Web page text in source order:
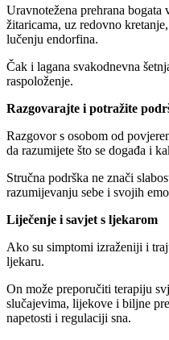
Uravnotežena prehrana
žitaricama, uz redovno
lučenju endorfina.
Čak i lagana svakodnevna
raspoloženje.
Razgovarajte i potražite
Razgovor s osobom od
da razumijete što se događa i
Stručna podrška ne znači
razumijevanju sebe i svojih
Liječenje i savjet s ljekarom
Ako su simptomi izraženiji i
ljekaru.
On može preporučiti terapiju
slučajevima, lijekove i biljne
napetosti i regulaciji sna.